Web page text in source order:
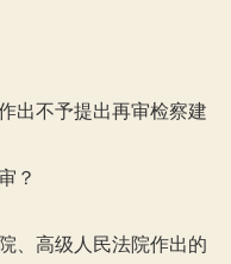
出不予提出再审检察建
？
、高级人民法院作出的